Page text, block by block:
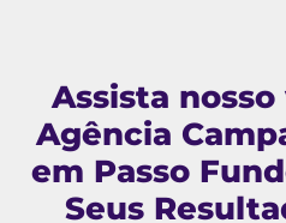
Assista
Agência
em Passo
Seus